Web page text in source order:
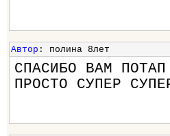
Автор : полина 8лет
СПАСИБО ВАМ
ПРОСТО СУПЕР